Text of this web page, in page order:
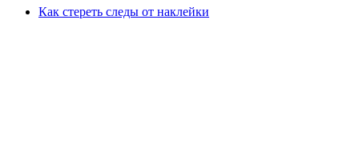
Как стереть следы от наклейки